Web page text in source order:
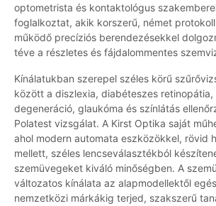
optometrista és kontaktológus
foglalkoztat, akik korszerű, német
működő precíziós berendezésekkel
téve a részletes és fájdalommentes
Kínálatukban szerepel széles körű
között a diszlexia, diabéteszes retinopátia,
degeneráció, glaukóma és színlátás
Polatest vizsgálat. A Kirst Optika saját
ahol modern automata eszközökkel, rövid
mellett, széles lencseválasztékból
szemüvegeket kiváló minőségben. A
változatos kínálata az alapmodellektől
nemzetközi márkákig terjed, szakszerű